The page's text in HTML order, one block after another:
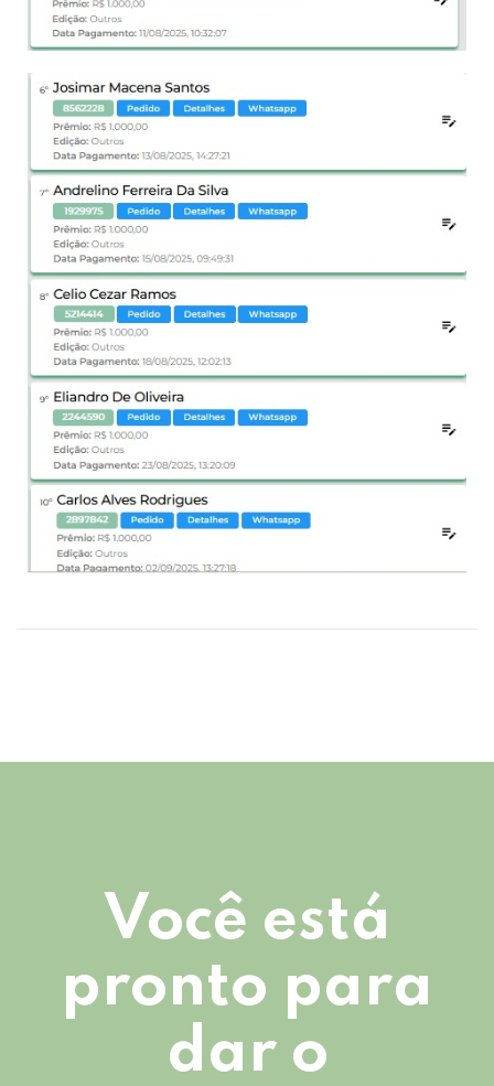
Você está
pronto para
dar o